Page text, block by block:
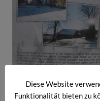
Diese Website
Funktionalität bieten zu